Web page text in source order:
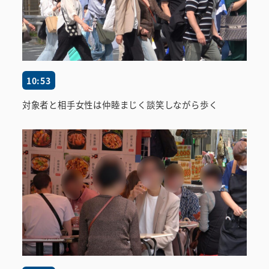
10:53
対象者と相手女性は仲睦まじく談笑しながら歩く